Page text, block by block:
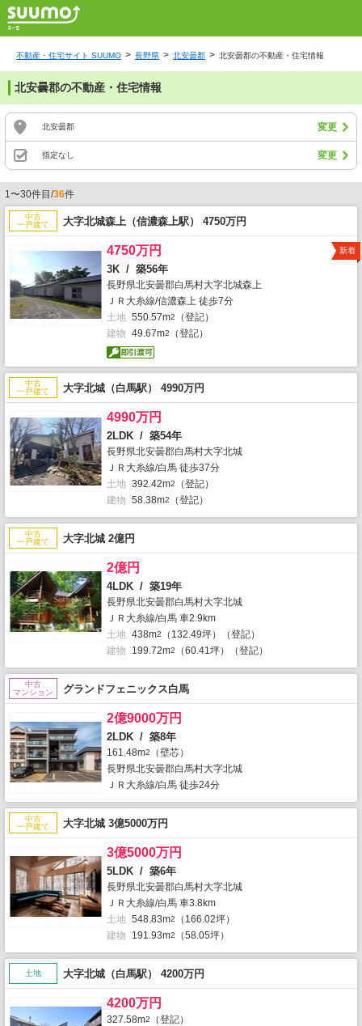
不動産・住宅サイト SUUMO 長野県 北安曇郡 北安曇郡の不動産・住宅情報
北安曇郡の不動産・住宅情報
北安曇郡 変更
指定なし 変更
1〜30件目/36件
中古
一戸建て
大字北城森上（信濃森上駅） 4750万円
4750万円
3K / 築56年
長野県北安曇郡白馬村大字北城森上
ＪＲ大糸線/信濃森上 徒歩7分
土地 550.57m2
（登記）
建物 49.67m2 （登記）
新着
中古
一戸建て
大字北城（白馬駅） 4990万円
4990万円
2LDK / 築54年
長野県北安曇郡白馬村大字北城
ＪＲ大糸線/白馬 徒歩37分
土地 392.42m2
（登記）
建物 58.38m2 （登記）
中古
一戸建て
大字北城 2億円
2億円
4LDK / 築19年
長野県北安曇郡白馬村大字北城
ＪＲ大糸線/白馬 車2.9km
土地 438m2
（132.49坪）（登記）
建物
199.72m2 （60.41坪）（登記）
中古
マンション
グランドフェニックス白馬
2億9000万円
2LDK / 築8年
161.48m2
（壁芯）
長野県北安曇郡白馬村大字北城
ＪＲ大糸線/白馬 徒歩24分
中古
一戸建て
大字北城 3億5000万円
3億5000万円
5LDK / 築6年
長野県北安曇郡白馬村大字北城
ＪＲ大糸線/白馬 車3.8km
土地 548.83m2
（166.02坪）
建物
191.93m2 （58.05坪）
土地 大字北城（白馬駅） 4200万円
4200万円
327.58m2
（登記）